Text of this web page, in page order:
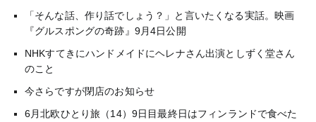
「そんな話、作り話でしょう？」と言いたくなる実話。映画
『グルスポングの奇跡』9月4日公開
NHKすてきにハンドメイドにヘレナさん出演としずく堂さん
のこと
今さらですが閉店のお知らせ
6月北欧ひとり旅（14）9日目最終日はフィンランドで食べた